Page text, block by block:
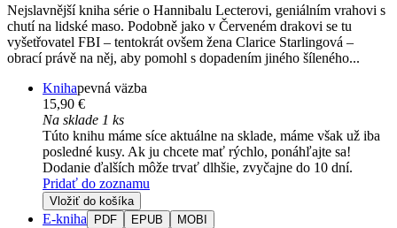
Nejslavnější kniha série o Hannibalu Lecterovi, geniálním vrahovi s
chutí na lidské maso. Podobně jako v Červeném drakovi se tu
vyšetřovatel FBI – tentokrát ovšem žena Clarice Starlingová –
obrací právě na něj, aby pomohl s dopadením jiného šíleného...
Knihapevná väzba
15,90 €
Na sklade 1 ks
Túto knihu máme síce aktuálne na sklade, máme však už iba
posledné kusy. Ak ju chcete mať rýchlo, ponáhľajte sa!
Dodanie ďalších môže trvať dlhšie, zvyčajne do 10 dní.
Pridať do zoznamu
Vložiť do košíka
E-kniha PDF EPUB MOBI